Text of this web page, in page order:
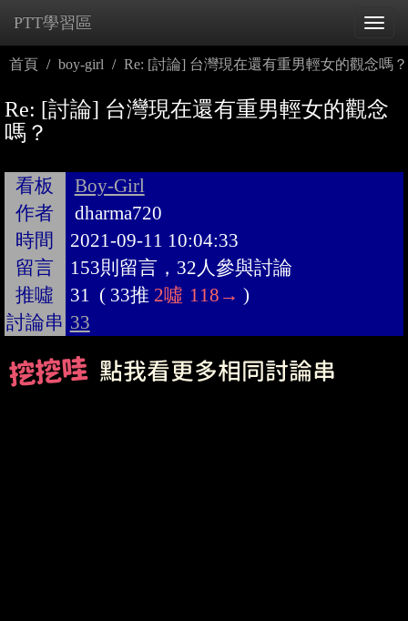
PTT學習區
首頁 boy-girl Re: [討論] 台灣現在還有重男輕女的觀念嗎？
Re: [討論] 台灣現在還有重男輕女的觀念
嗎？
看板
Boy-Girl
作者
dharma720
時間
2021-09-11 10:04:33
留言
153則留言，32人參與討論
推噓
31 ( 33推 2噓 118→ )
討論串 33